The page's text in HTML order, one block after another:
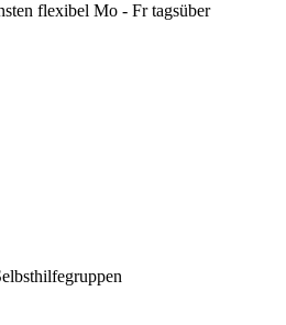
flexibel Mo - Fr tagsüber